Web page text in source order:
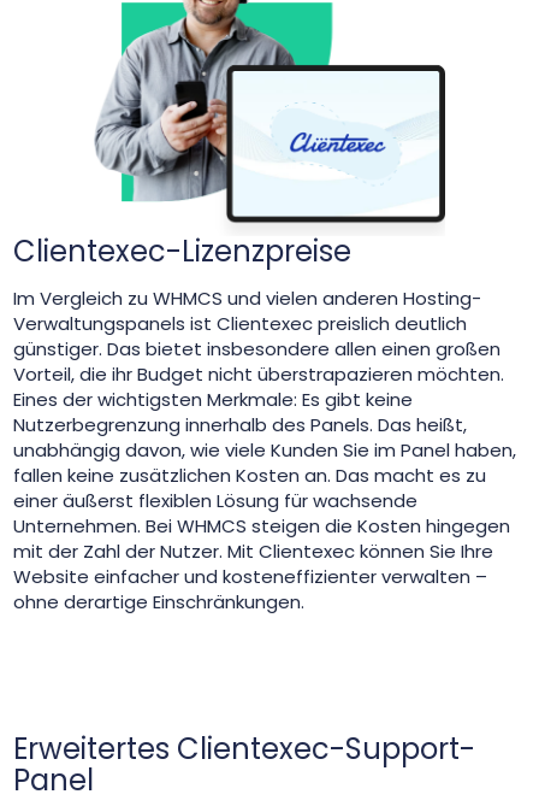
Clientexec-Lizenzpreise
Im Vergleich zu WHMCS und vielen anderen Hosting-
Verwaltungspanels ist Clientexec preislich deutlich
günstiger. Das bietet insbesondere allen einen großen
Vorteil, die ihr Budget nicht überstrapazieren möchten.
Eines der wichtigsten Merkmale: Es gibt keine
Nutzerbegrenzung innerhalb des Panels. Das heißt,
unabhängig davon, wie viele Kunden Sie im Panel haben,
fallen keine zusätzlichen Kosten an. Das macht es zu
einer äußerst flexiblen Lösung für wachsende
Unternehmen. Bei WHMCS steigen die Kosten hingegen
mit der Zahl der Nutzer. Mit Clientexec können Sie Ihre
Website einfacher und kosteneffizienter verwalten –
ohne derartige Einschränkungen.
Erweitertes Clientexec-Support-
Panel